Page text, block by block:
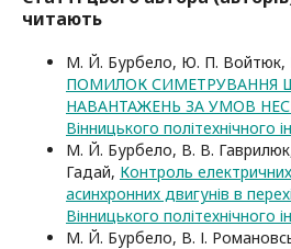
читають
М. Й. Бурбело, Ю. П.
ПОМИЛОК СИМЕТРУВАННЯ
НАВАНТАЖЕНЬ ЗА УМОВ
Вінницького політехнічного
М. Й. Бурбело, В. В.
Гадай, Контроль
асинхронних двигунів в
Вінницького політехнічного
М. Й. Бурбело, В. І.